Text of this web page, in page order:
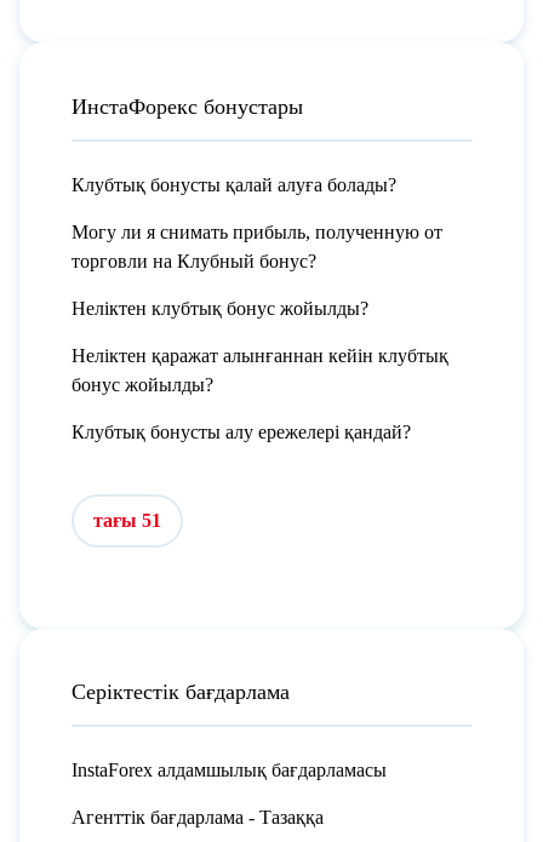
ИнстаФорекс бонустары
Клубтық бонусты қалай алуға болады?
Могу ли я снимать прибыль, полученную от
торговли на Клубный бонус?
Неліктен клубтық бонус жойылды?
Неліктен қаражат алынғаннан кейін клубтық
бонус жойылды?
Клубтық бонусты алу ережелері қандай?
тағы 51
Серіктестік бағдарлама
InstaForex алдамшылық бағдарламасы
Агенттік бағдарлама - Тазаққа